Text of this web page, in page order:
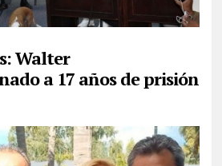
Walter
a 17 años de prisión
nueva ...